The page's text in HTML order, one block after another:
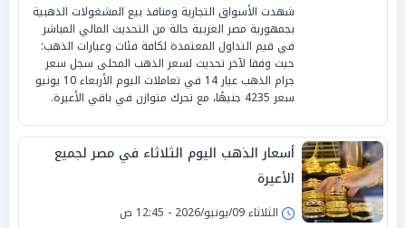
شهدت الأسواق التجارية ومنافذ بيع المشغولات الذهبية
بجمهورية مصر العربية حالة من التحديث المالي المباشر
في قيم التداول المعتمدة لكافة فئات وعيارات الذهب؛
حيث وفقا لآخر تحديث لسعر الذهب المحلى سجل سعر
جرام الذهب عيار 14 في تعاملات اليوم الأربعاء 10 يونيو
سعر 4235 جنيهًا، مع تحرك متوازن في باقي الأعيرة.
أسعار الذهب اليوم الثلاثاء في مصر لجميع
الأعيرة
الثلاثاء 09/يونيو/2026 - 12:45 ص